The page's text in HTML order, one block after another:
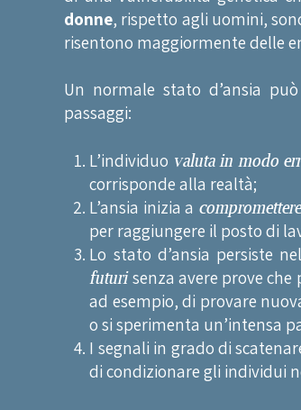
donne, rispetto agli uomini,
risentono maggiormente delle
Un normale stato d’ansia
passaggi:
L’individuo valuta in modo
corrisponde alla realtà;
L’ansia inizia a
per raggiungere il posto di
Lo stato d’ansia persiste
futurisenza avere prove
ad esempio, di provare
o si sperimenta un’intensa
I segnali in grado di
di condizionare gli individui